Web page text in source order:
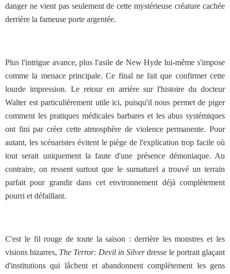
danger ne vient pas seulement de cette mystérieuse créature cachée
derrière la fameuse porte argentée.
Plus l'intrigue avance, plus l'asile de New Hyde lui-même s'impose
comme la menace principale. Ce final ne fait que confirmer cette
lourde impression. Le retour en arrière sur l'histoire du docteur
Walter est particulièrement utile ici, puisqu'il nous permet de piger
comment les pratiques médicales barbares et les abus systémiques
ont fini par créer cette atmosphère de violence permanente. Pour
autant, les scénaristes évitent le piège de l'explication trop facile où
tout serait uniquement la faute d'une présence démoniaque. Au
contraire, on ressent surtout que le surnaturel a trouvé un terrain
parfait pour grandir dans cet environnement déjà complètement
pourri et défaillant.
C'est le fil rouge de toute la saison : derrière les monstres et les
visions bizarres, The Terror: Devil in Silverdresse le portrait glaçant
d'institutions qui lâchent et abandonnent complètement les gens